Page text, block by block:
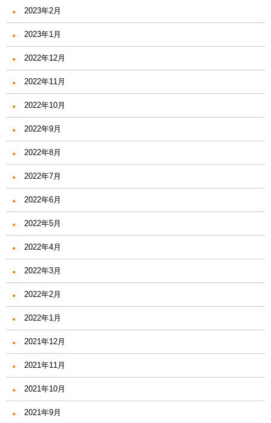
2023年2月
2023年1月
2022年12月
2022年11月
2022年10月
2022年9月
2022年8月
2022年7月
2022年6月
2022年5月
2022年4月
2022年3月
2022年2月
2022年1月
2021年12月
2021年11月
2021年10月
2021年9月